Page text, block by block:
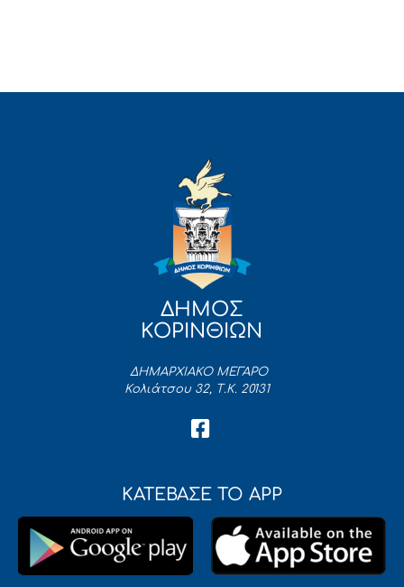
ΔΗΜΟΣ
ΚΟΡΙΝΘΙΩΝ
ΔΗΜΑΡΧΙΑΚΟ ΜΕΓΑΡΟ
Κολιάτσου 32, Τ.Κ. 20131
ΚΑΤΕΒΑΣΕ ΤΟ APP